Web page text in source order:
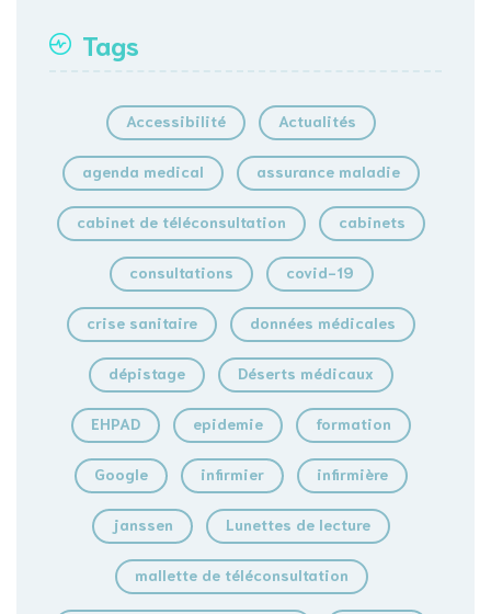
Tags
Accessibilité Actualités
agenda medical assurance maladie
cabinet de téléconsultation cabinets
consultations covid-19
crise sanitaire données médicales
dépistage Déserts médicaux
EHPAD epidemie formation
Google infirmier infirmière
janssen Lunettes de lecture
mallette de téléconsultation